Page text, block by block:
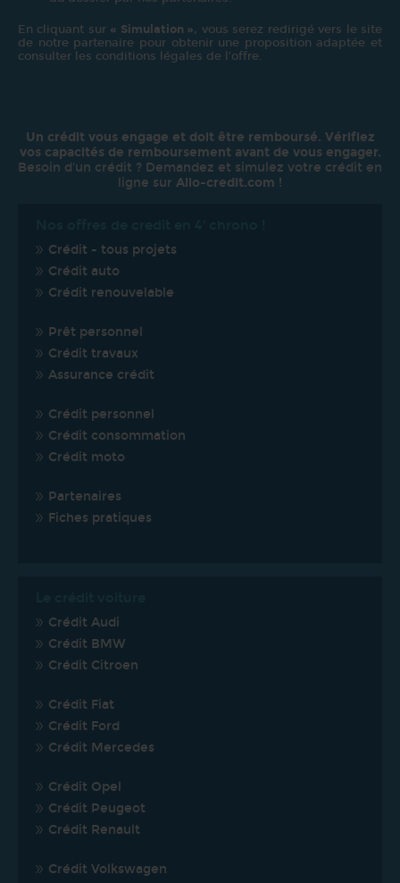
En cliquant sur « Simulation », vous serez redirigé vers le site
de notre partenaire pour obtenir une proposition adaptée et
consulter les conditions légales de l’offre.
Un crédit vous engage et doit être remboursé. Vérifiez
vos capacités de remboursement avant de vous engager.
Besoin d'un crédit ? Demandez et simulez votre crédit en
ligne sur Allo-credit.com !
Crédit - tous projets
Crédit auto
Crédit renouvelable
Prêt personnel
Crédit travaux
Assurance crédit
Crédit personnel
Crédit consommation
Crédit moto
Partenaires
Fiches pratiques
Crédit Audi
Crédit BMW
Crédit Citroen
Crédit Fiat
Crédit Ford
Crédit Mercedes
Crédit Opel
Crédit Peugeot
Crédit Renault
Crédit Volkswagen